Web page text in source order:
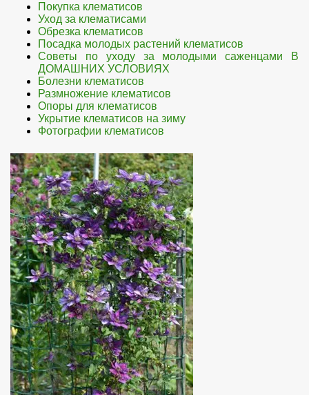
Покупка клематисов
Уход за клематисами
Обрезка клематисов
Посадка молодых растений клематисов
Советы по уходу за молодыми саженцами В
ДОМАШНИХ УСЛОВИЯХ
Болезни клематисов
Размножение клематисов
Опоры для клематисов
Укрытие клематисов на зиму
Фотографии клематисов